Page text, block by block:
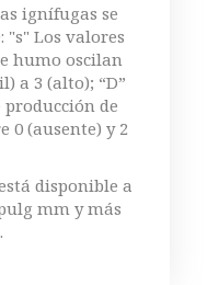
ignífugas se
"s" Los valores
humo oscilan
a 3 (alto); “D”
producción de
0 (ausente) y 2
disponible a
mm y más